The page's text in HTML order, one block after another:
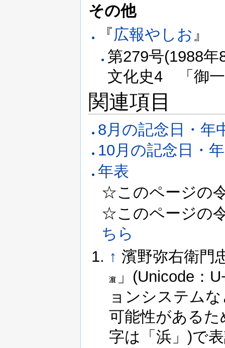
その他
『広報やしお 』
第279号(1988年
文化史4 「御一
関連項目
8月の記念日・年
10月の記念日・
年表
☆このページの
☆このページの
ちら
↑ 濱野弥右衛門
」(Unicode：
ョンシステム
可能性があるた
字は「浜」)で